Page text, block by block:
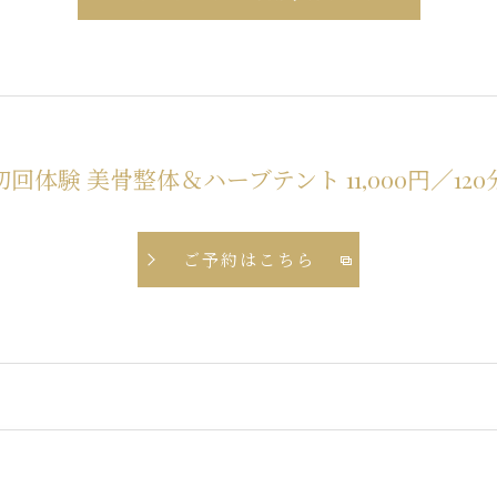
回体験 美骨整体＆ハーブテント 11,000円／120
ご予約はこちら